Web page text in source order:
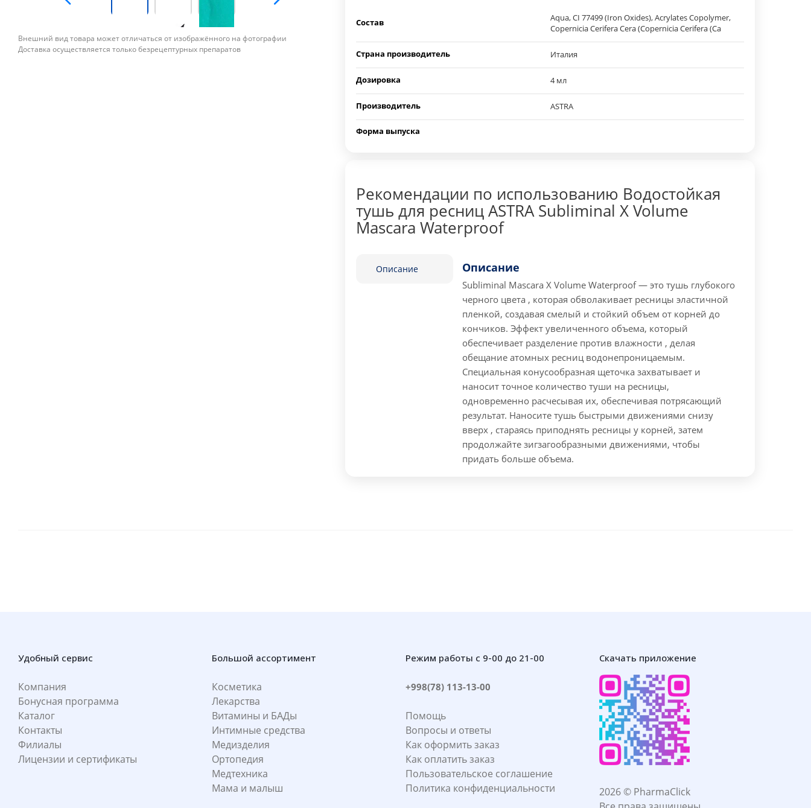
Внешний вид товара может отличаться от изображённого на фотографии
Доставка осуществляется только безрецептурных препаратов
Состав
Aqua, CI 77499 (Iron Oxides), Acrylates Copolymer,
Copernicia Cerifera Cera (Copernicia Cerifera (Ca
Страна производитель Италия
Дозировка 4 мл
Производитель ASTRA
Форма выпуска
Рекомендации по использованию Водостойкая
тушь для ресниц ASTRA Subliminal X Volume
Mascara Waterproof
Описание Описание
Subliminal Mascara X Volume Waterproof — это тушь глубокого
черного цвета , которая обволакивает ресницы эластичной
пленкой, создавая смелый и стойкий объем от корней до
кончиков. Эффект увеличенного объема, который
обеспечивает разделение против влажности , делая
обещание атомных ресниц водонепроницаемым.
Специальная конусообразная щеточка захватывает и
наносит точное количество туши на ресницы,
одновременно расчесывая их, обеспечивая потрясающий
результат. Наносите тушь быстрыми движениями снизу
вверх , стараясь приподнять ресницы у корней, затем
продолжайте зигзагообразными движениями, чтобы
придать больше объема.
Удобный сервис
Компания
Бонусная программа
Каталог
Контакты
Филиалы
Лицензии и сертификаты
Большой ассортимент
Косметика
Лекарства
Витамины и БАДы
Интимные средства
Медизделия
Ортопедия
Медтехника
Мама и малыш
Режим работы с 9-00 до 21-00
+998(78) 113-13-00
Помощь
Вопросы и ответы
Как оформить заказ
Как оплатить заказ
Пользовательское соглашение
Политика конфиденциальности
Скачать приложение
2026 © PharmaClick